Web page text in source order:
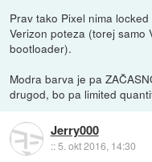
Prav tako Pixel nima
Verizon poteza (torej samo
bootloader).
Modra barva je pa
drugod, bo pa limited
Jerry000
::5. okt 2016, 14:30